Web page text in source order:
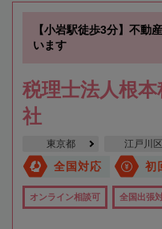
【小岩駅徒歩3分】不動
います
税理士法人根
社
東京都 江戸川区
全国対応 初
オンライン相談可 全国出張